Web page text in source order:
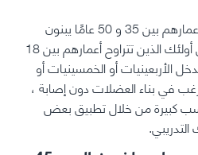
وجدوا أن الرجال الذين تتراوح أعمارهم بين 35 و 50 عامًا يبنون
نفس القدر من العضلات مثل أولئك الذين تتراوح أعمارهم بين 18
الأربعينيات أو الخمسينيات أو
في بناء العضلات دون إصابة ،
كبيرة من خلال تطبيق بعض